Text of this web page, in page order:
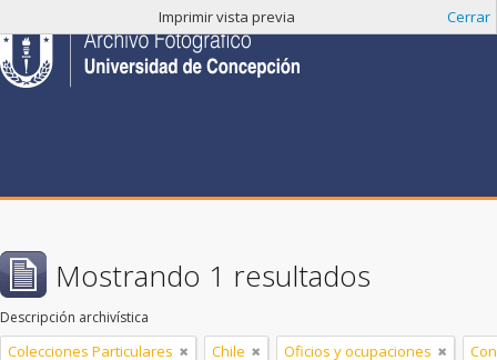
Imprimir vista previa Cerrar
Mostrando 1 resultados
Descripción archivística
Colecciones Particulares Chile Oficios y ocupaciones